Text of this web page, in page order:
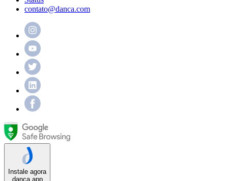
contato@danca.com
Instale agora
danca.app